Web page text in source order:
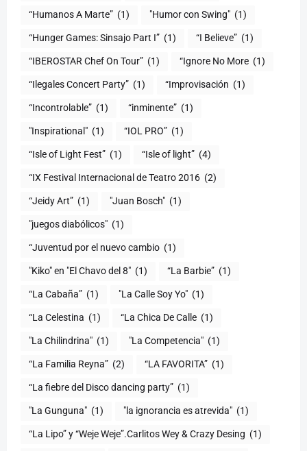
“Humanos A Marte” (1) "Humor con Swing" (1)
(1) “I Believe” (1)
“IBEROSTAR Chef On Tour” (1) “Ignore No More (1)
“Ilegales Concert Party” (1) “Improvisación (1)
“Incontrolable” (1) “inminente” (1)
"Inspirational" (1) “IOL PRO” (1)
“Isle of Light Fest” (1) “Isle of light” (4)
“IX Festival Internacional de Teatro 2016 (2)
“Jeidy Art” (1) "Juan Bosch" (1)
"juegos diabólicos" (1)
“Juventud por el nuevo cambio (1)
"Kiko" en "El Chavo del 8" (1) “La Barbie” (1)
“La Cabaña” (1) "La Calle Soy Yo" (1)
“La Celestina (1) “La Chica De Calle (1)
"La Chilindrina" (1) "La Competencia" (1)
“La Familia Reyna” (2) “LA FAVORITA” (1)
“La fiebre del Disco dancing party” (1)
(1) "la ignorancia es atrevida" (1)
“La Lipo” y “Weje Weje”.Carlitos Wey & Crazy Desing (1)